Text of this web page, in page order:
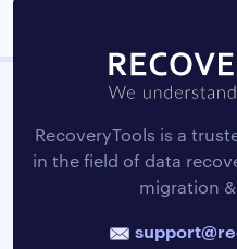
RecoveryTools is a
in the field of data
migration